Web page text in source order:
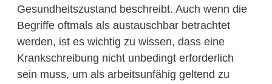
Gesundheitszustand beschreibt. Auch wenn die
Begriffe oftmals als austauschbar betrachtet
werden, ist es wichtig zu wissen, dass eine
Krankschreibung nicht unbedingt erforderlich
sein muss, um als arbeitsunfähig geltend zu